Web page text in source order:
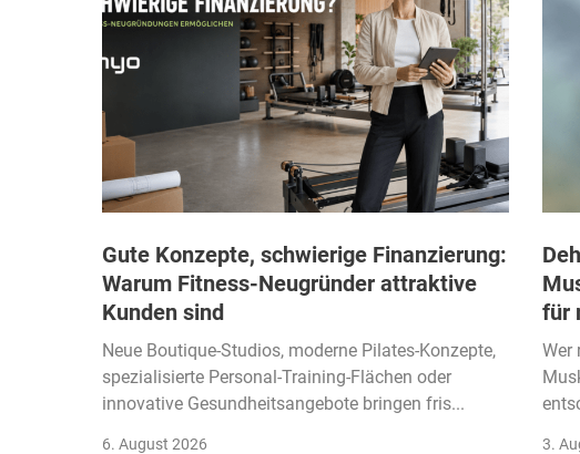
Gute Konzepte, schwierige Finanzierung:
Warum Fitness-Neugründer attraktive
Kunden sind
Neue Boutique-Studios, moderne Pilates-Konzepte,
spezialisierte Personal-Training-Flächen oder
innovative Gesundheitsangebote bringen fris...
6. August 2026
für
Wer
3.